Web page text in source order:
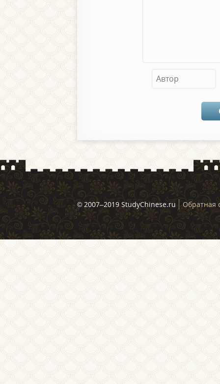
© 2007–2019 StudyChinese.ru Обратная